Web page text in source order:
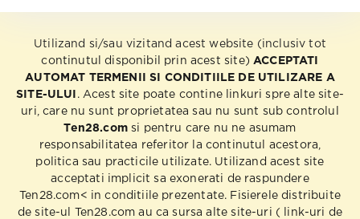
Utilizand si/sau vizitand acest website (inclusiv tot
continutul disponibil prin acest site) ACCEPTATI
AUTOMAT TERMENII SI CONDITIILE DE UTILIZARE A
SITE-ULUI
. Acest site poate contine linkuri spre alte site-
uri, care nu sunt proprietatea sau nu sunt sub controlul
Ten28.comsi pentru care nu ne asumam
responsabilitatea referitor la continutul acestora,
politica sau practicile utilizate. Utilizand acest site
acceptati implicit sa exonerati de raspundere
Ten28.com< in conditiile prezentate. Fisierele distribuite
de site-ul Ten28.com au ca sursa alte site-uri ( link-uri de